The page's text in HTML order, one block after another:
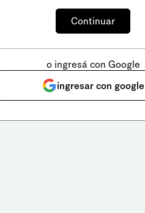
o ingresá con Google
ingresar con google